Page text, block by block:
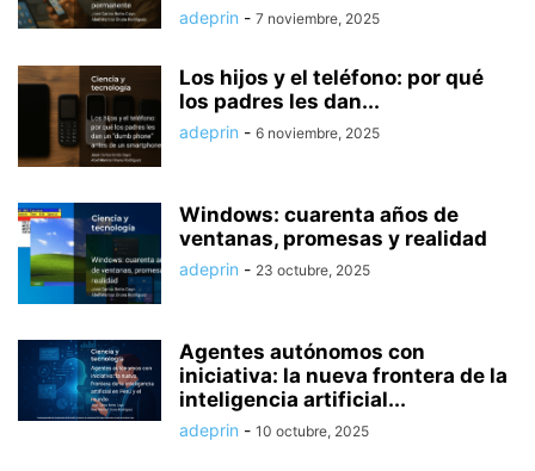
adeprin - 7 noviembre, 2025
Los hijos y el teléfono: por qué
los padres les dan...
adeprin - 6 noviembre, 2025
Windows: cuarenta años de
ventanas, promesas y realidad
adeprin - 23 octubre, 2025
Agentes autónomos con
iniciativa: la nueva frontera de la
inteligencia artificial...
adeprin - 10 octubre, 2025